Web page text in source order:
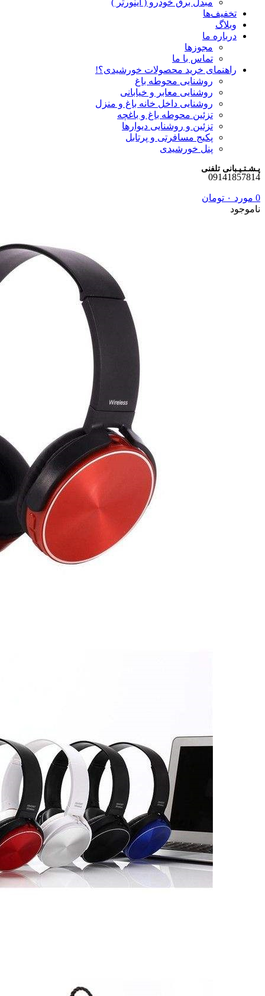
مبدل برق خودرو ( اینورتر )
تخفیف‌ها
وبلاگ
درباره ما
مجوزها
تماس با ما
راهنمای خرید محصولات خورشیدی؟!
روشنایی محوطه باغ
روشنایی معابر و خیابانی
روشنایی داخل خانه باغ و منزل
تزئین محوطه باغ و باغچه
تزئین و روشنایی دیوارها
پکیج مسافرتی و پرتابل
پنل خورشیدی
پـشـتـیـبانی تلفنی
09141857814
0 مورد ۰ تومان
ناموجود